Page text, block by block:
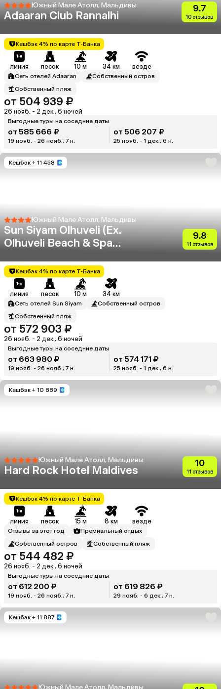
Южный Мале Атолл, Мальдивы
Adaaran Club Rannalhi
9.7
10 отзывов
Кешбэк 4% по карте Т-Банка
линия песок 10 м 34 км везде
Сеть отелей Adaaran
Собственный остров
Собственный пляж
от 504 939 ₽
26 нояб. - 2 дек., 6 ночей
Выгодные туры на соседние даты
от 585 666 ₽
19 нояб. - 26 нояб., 7 н.
от 506 207 ₽
25 нояб. - 1 дек., 6 н.
Кешбэк + 11 458
Южный Мале Атолл, Мальдивы
Sun Siyam Olhuveli (Ex.
Olhuveli Beach & Spa
9.8
11 отзывов
Кешбэк 4% по карте Т-Банка
линия песок 10 м 34 км
Сеть отелей Sun Siyam
Собственный остров
Собственный пляж
от 572 903 ₽
26 нояб. - 2 дек., 6 ночей
Выгодные туры на соседние даты
от 663 980 ₽
19 нояб. - 26 нояб., 7 н.
от 574 171 ₽
25 нояб. - 1 дек., 6 н.
Кешбэк + 10 889
Южный Мале Атолл, Мальдивы
Hard Rock Hotel Maldives
10
11 отзывов
Кешбэк 4% по карте Т-Банка
линия песок 15 м 8 км везде
Отзывы за этот год
Премиальный отдых
Собственный остров
Собственный пляж
от 544 482 ₽
26 нояб. - 2 дек., 6 ночей
Выгодные туры на соседние даты
от 612 200 ₽
19 нояб. - 26 нояб., 7 н.
от 619 826 ₽
29 нояб. - 6 дек., 7 н.
Кешбэк + 11 887
Южный Мале Атолл, Мальдивы